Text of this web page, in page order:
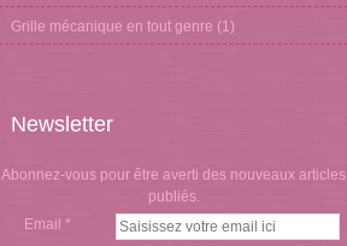
Grille mécanique en tout genre (1)
Newsletter
Abonnez-vous pour être averti des nouveaux articles
publiés.
Email